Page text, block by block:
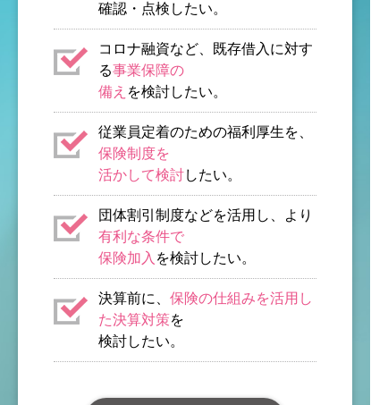
確認・点検したい。
コロナ融資など、既存借入に対す
る事業保障の
備え を検討したい。
従業員定着のための福利厚生を、
保険制度を
活かして検討したい。
団体割引制度などを活用し、より
有利な条件で
保険加入 を検討したい。
決算前に、 保険の仕組みを活用し
た決算対策を
検討したい。